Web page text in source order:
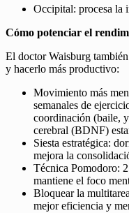
Occipital: procesa la
Cómo potenciar el
El doctor Waisburg
y hacerlo más productivo:
Movimiento más
semanales de
coordinación (baile,
cerebral (BDNF)
Siesta estratégica:
mejora la
Técnica Pomodoro:
mantiene el foco
Bloquear la
mejor eficiencia y